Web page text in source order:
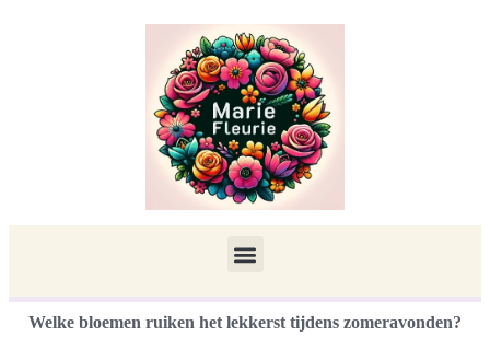
Welke bloemen ruiken het lekkerst tijdens zomeravonden?